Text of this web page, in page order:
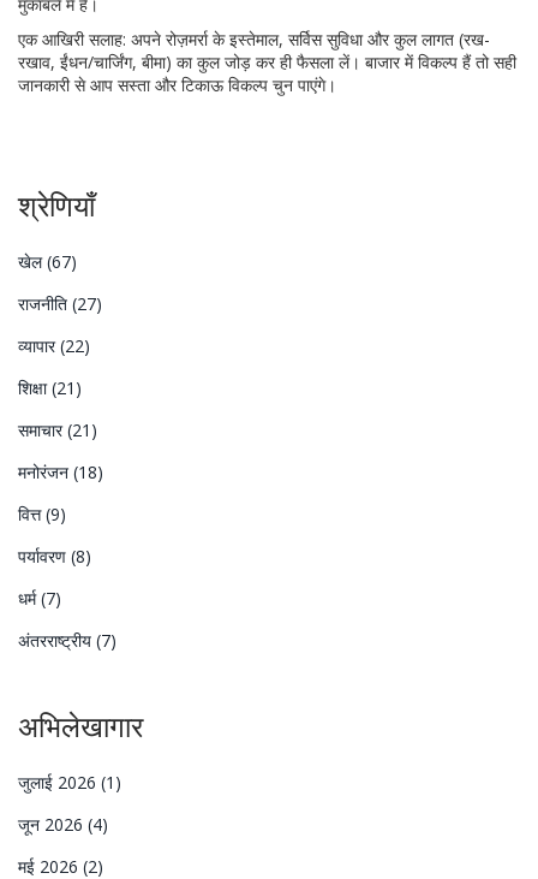
एक आखिरी सलाह: अपने रोज़मर्रा के इस्तेमाल, सर्विस सुविधा और कुल लागत (रख-
रखाव, ईंधन/चार्जिंग, बीमा) का कुल जोड़ कर ही फैसला लें। बाजार में विकल्प हैं तो सही
जानकारी से आप सस्ता और टिकाऊ विकल्प चुन पाएंगे।
श्रेणियाँ
खेल(67)
राजनीति (27)
व्यापार(22)
शिक्षा(21)
समाचार(21)
मनोरंजन (18)
वित्त(9)
पर्यावरण (8)
धर्म(7)
अंतरराष्ट्रीय (7)
अभिलेखागार
जुलाई 2026 (1)
जून 2026 (4)
मई 2026 (2)